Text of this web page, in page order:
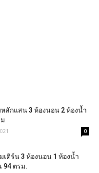
ลักแสน 3 ห้องนอน 2 ห้องน้ำ
0
ดิร์น 3 ห้องนอน 1 ห้องน้ำ
94 ตรม.